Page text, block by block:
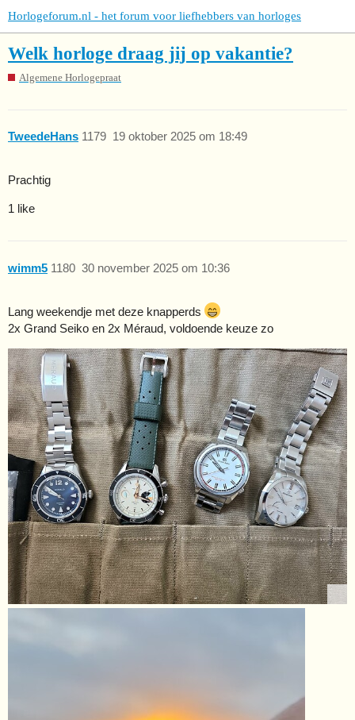
Horlogeforum.nl - het forum voor liefhebbers van horloges
Welk horloge draag jij op vakantie?
Algemene Horlogepraat
TweedeHans 19 oktober 2025 om 18:49
1179
Prachtig
1 like
wimm5 30 november 2025 om 10:36
1180
Lang weekendje met deze knapperds
2x Grand Seiko en 2x Méraud, voldoende keuze zo